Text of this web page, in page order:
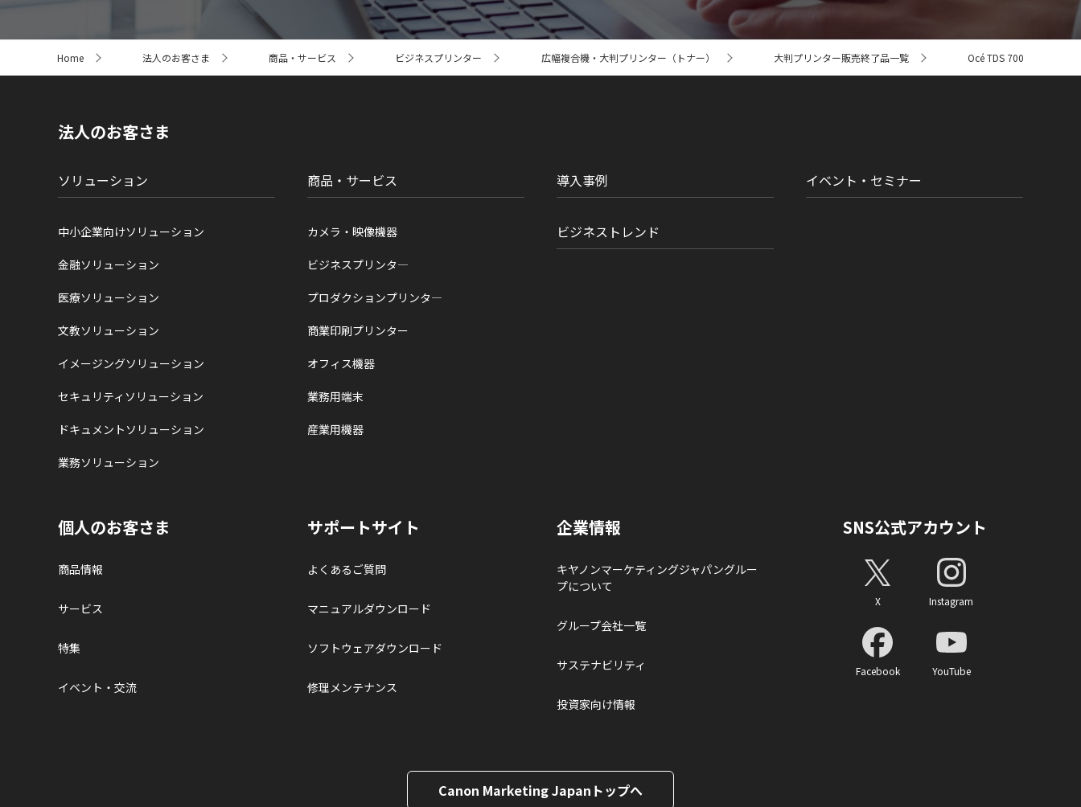
ト
Home 法人のお客さま 商品・サービス ビジネスプリンター 広幅複合機・大判プリンター（トナー） 大判プリンター販売終了品一覧 Océ TDS 700
法人のお客さま
ソリューション
中小企業向けソリューション
金融ソリューション
医療ソリューション
文教ソリューション
イメージングソリューション
セキュリティソリューション
ドキュメントソリューション
業務ソリューション
商品・サービス
カメラ・映像機器
ビジネスプリンタ―
プロダクションプリンタ―
商業印刷プリンター
オフィス機器
業務用端末
産業用機器
導入事例
ビジネストレンド
イベント・セミナー
個人のお客さま
商品情報
サービス
特集
イベント・交流
サポートサイト
よくあるご質問
マニュアルダウンロード
ソフトウェアダウンロード
修理メンテナンス
企業情報
キヤノンマーケティングジャパングルー
プについて
グループ会社一覧
サステナビリティ
投資家向け情報
SNS公式アカウント
X Instagram
Facebook YouTube
Canon Marketing Japanトップへ